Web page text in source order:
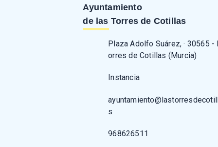
Ayuntamiento
de las Torres de Cotillas
Plaza Adolfo Suárez, · 30565 -
orres de Cotillas (Murcia)
Instancia
s
968626511